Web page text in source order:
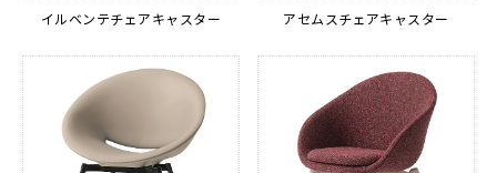
イルベンテチェアキャスター アセムスチェアキャスター